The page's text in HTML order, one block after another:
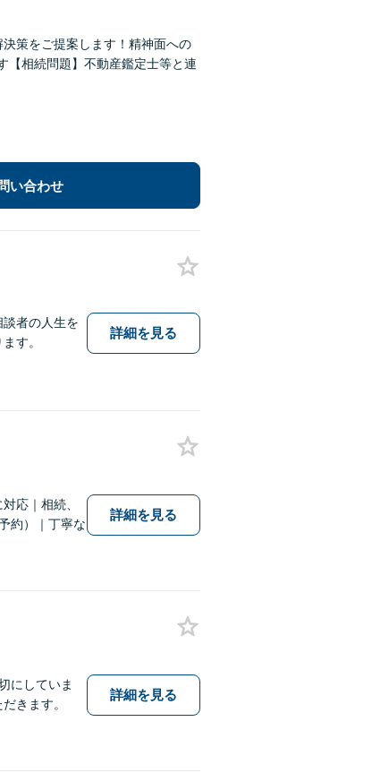
策をご提案します！精神面への
【相続問題】不動産鑑定士等と連
い合わせ
者の人生を
す。
詳細を見る
応｜相続、
約）｜丁寧な
詳細を見る
にしていま
きます。
詳細を見る